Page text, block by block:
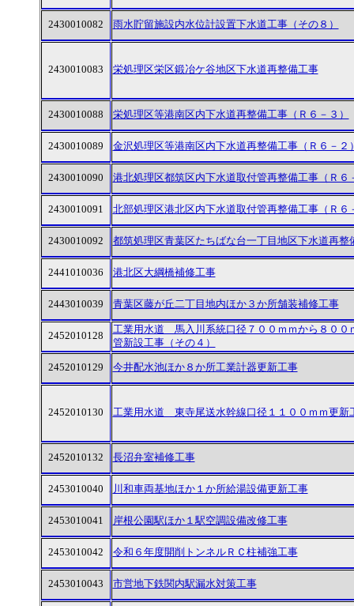
2430010082 雨水貯留施設内水位計設置下水道工事（その８）
2430010083 栄処理区栄区鍛冶ケ谷地区下水道再整備工事
2430010088 栄処理区等港南区内下水道再整備工事（Ｒ６－３）
2430010089 金沢処理区等港南区内下水道再整備工事（Ｒ６－２
2430010090 港北処理区都筑区内下水道取付管再整備工事（Ｒ６
2430010091 北部処理区港北区内下水道取付管再整備工事（Ｒ６
2430010092 都筑処理区青葉区たちばな台一丁目地区下水道再整
2441010036 港北区大綱橋補修工事
2443010039 青葉区藤が丘二丁目地内ほか３か所舗装補修工事
2452010128
工業用水道 馬入川系統口径７００ｍｍから８００
管新設工事（その４）
2452010129 今井配水池ほか８か所工業計器更新工事
2452010130 工業用水道 東寺尾送水幹線口径１１００ｍｍ更新
2452010132 長沼弁室補修工事
2453010040 川和車両基地ほか１か所給湯設備更新工事
2453010041 岸根公園駅ほか１駅空調設備改修工事
2453010042 令和６年度開削トンネルＲＣ柱補強工事
2453010043 市営地下鉄関内駅漏水対策工事